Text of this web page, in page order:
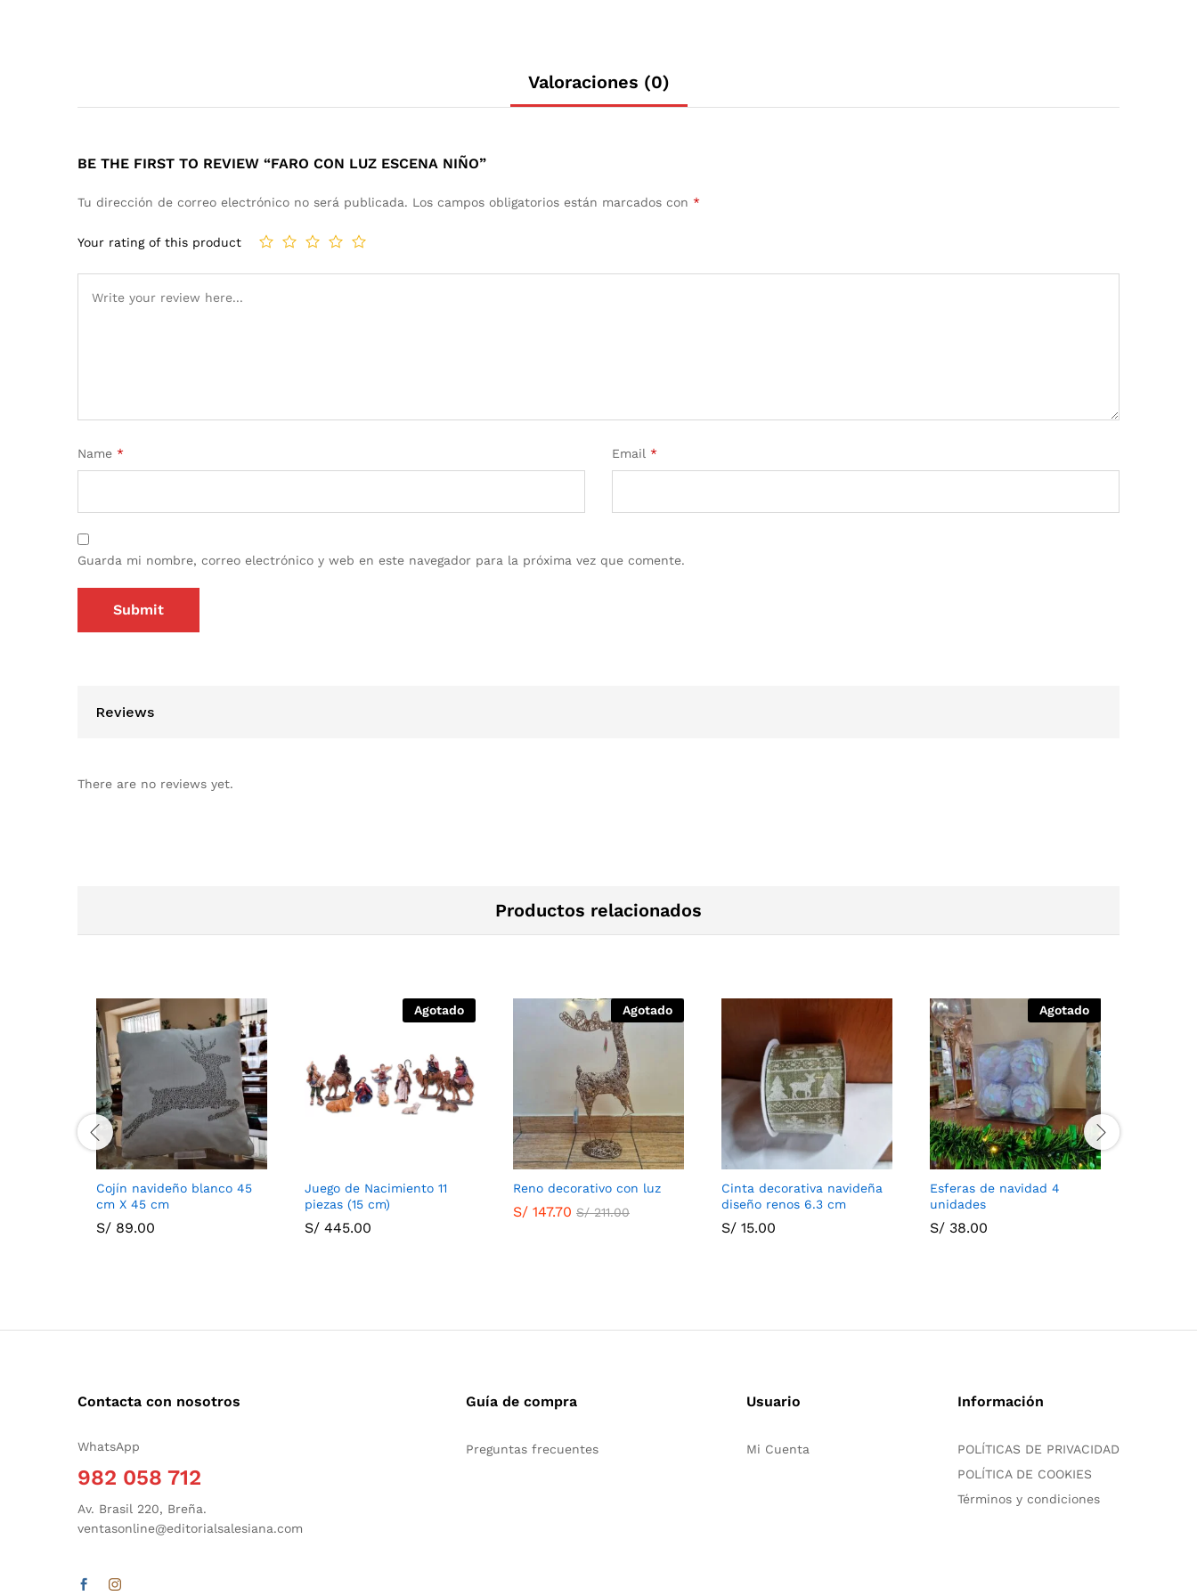
Valoraciones (0)
BE THE FIRST TO REVIEW “FARO CON LUZ ESCENA NIÑO”
Tu dirección de correo electrónico no será publicada. Los campos obligatorios están marcados con *
Your rating of this product
Name * Email *
Guarda mi nombre, correo electrónico y web en este navegador para la próxima vez que comente.
Reviews
There are no reviews yet.
Productos relacionados
Cojín navideño blanco 45
cm X 45 cm
S/ 89.00
Agotado
Juego de Nacimiento 11
piezas (15 cm)
S/ 445.00
Agotado
Reno decorativo con luz
S/ 147.70 S/211.00
Cinta decorativa navideña
diseño renos 6.3 cm
S/ 15.00
Agotado
Esferas de navidad 4
unidades
S/ 38.00
Contacta con nosotros
WhatsApp
982 058 712
Av. Brasil 220, Breña.
ventasonline@editorialsalesiana.com
Guía de compra
Preguntas frecuentes
Usuario
Mi Cuenta
Información
POLÍTICAS DE PRIVACIDAD
POLÍTICA DE COOKIES
Términos y condiciones